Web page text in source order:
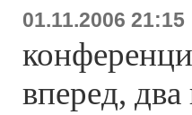
01.11.2006 21:15
вперед, два